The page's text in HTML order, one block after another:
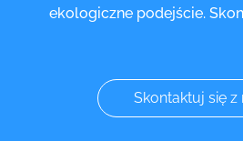
ekologiczne podejście.
Skontaktuj się z